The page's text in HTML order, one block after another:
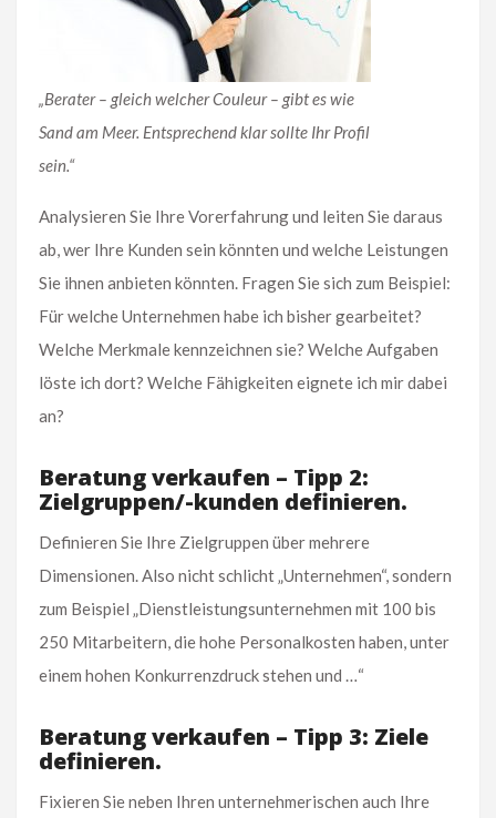
„Berater – gleich welcher Couleur – gibt es wie
Sand am Meer. Entsprechend klar sollte Ihr Profil
sein.“
Analysieren Sie Ihre Vorerfahrung und leiten Sie daraus
ab, wer Ihre Kunden sein könnten und welche Leistungen
Sie ihnen anbieten könnten. Fragen Sie sich zum Beispiel:
Für welche Unternehmen habe ich bisher gearbeitet?
Welche Merkmale kennzeichnen sie? Welche Aufgaben
löste ich dort? Welche Fähigkeiten eignete ich mir dabei
an?
Beratung verkaufen – Tipp 2:
Zielgruppen/-kunden definieren.
Definieren Sie Ihre Zielgruppen über mehrere
Dimensionen. Also nicht schlicht „Unternehmen“, sondern
zum Beispiel „Dienstleistungsunternehmen mit 100 bis
250 Mitarbeitern, die hohe Personalkosten haben, unter
einem hohen Konkurrenzdruck stehen und …“
Beratung verkaufen – Tipp 3: Ziele
definieren.
Fixieren Sie neben Ihren unternehmerischen auch Ihre